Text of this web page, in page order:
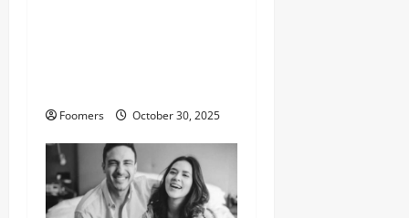
Foomers October 30, 2025